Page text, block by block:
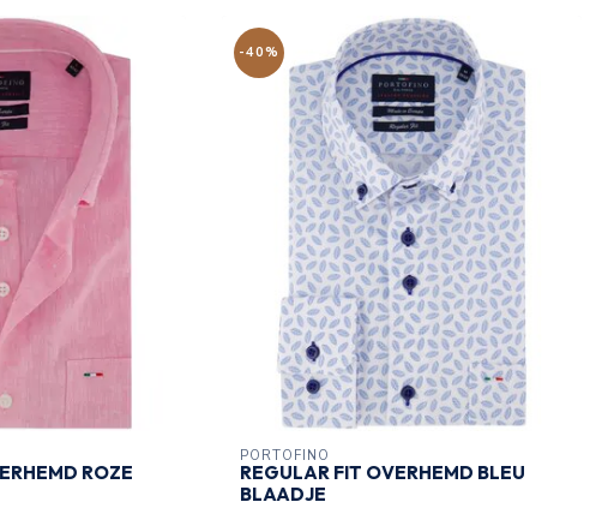
ROZE
-40%
PORTOFINO
REGULAR FIT OVERHEMD BLEU
BLAADJE